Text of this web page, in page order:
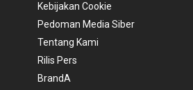
Kebijakan Cookie
Pedoman Media Siber
Tentang Kami
Rilis Pers
BrandA